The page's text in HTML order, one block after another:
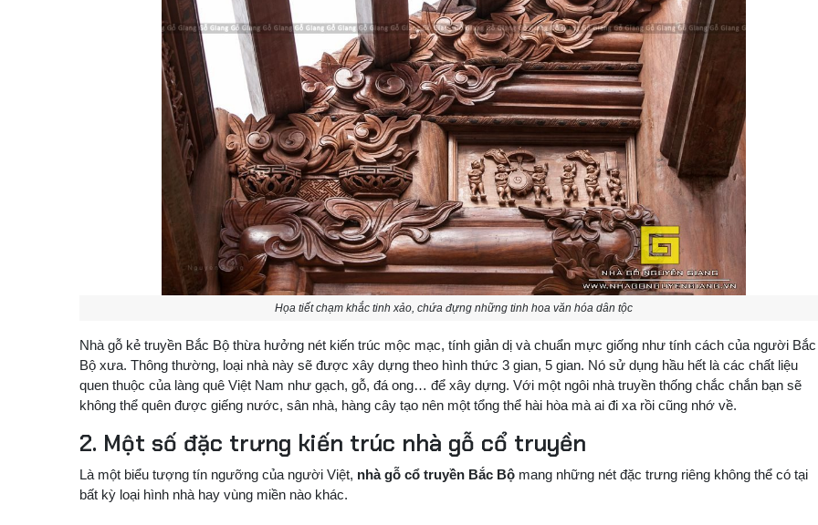
Họa tiết chạm khắc tinh xảo, chứa đựng những tinh hoa văn hóa dân tộc
Nhà gỗ kẻ truyền Bắc Bộ thừa hưởng nét kiến trúc mộc mạc, tính giản dị và chuẩn mực giống như tính cách của người Bắc
Bộ xưa. Thông thường, loại nhà này sẽ được xây dựng theo hình thức 3 gian, 5 gian. Nó sử dụng hầu hết là các chất liệu
quen thuộc của làng quê Việt Nam như gạch, gỗ, đá ong… để xây dựng. Với một ngôi nhà truyền thống chắc chắn bạn sẽ
không thể quên được giếng nước, sân nhà, hàng cây tạo nên một tổng thể hài hòa mà ai đi xa rồi cũng nhớ về.
2. Một số đặc trưng kiến trúc nhà gỗ cổ truyền
Là một biểu tượng tín ngưỡng của người Việt, nhà gỗ cổ truyền Bắc Bộ mang những nét đặc trưng riêng không thể có tại
bất kỳ loại hình nhà hay vùng miền nào khác.